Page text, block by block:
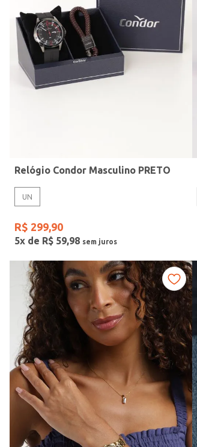
Modelo
Relógio Condor Masculino PRETO
UN
R$ 299,90
5x de R$ 59,98